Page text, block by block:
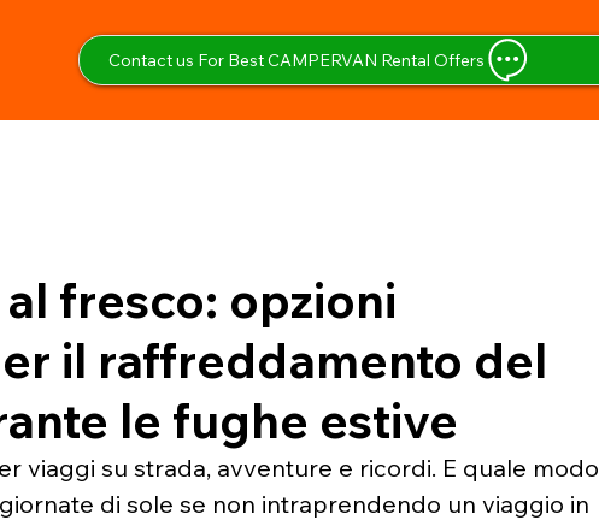
Contact us For Best CAMPERVAN Rental Offers
fresco: opzioni
il raffreddamento del
le fughe estive
viaggi su strada, avventure e ricordi. E quale modo
di sole se non intraprendendo un viaggio in